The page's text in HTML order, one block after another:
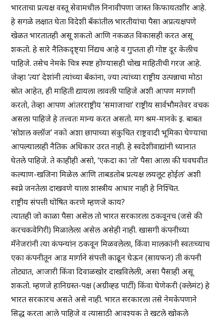
भारताचा प्रत्यक्ष वस्तू सेवामधील निनावीपणा जास्त किफायतशीर आहे.
हे सगळे लक्षात घेता विदेशी बँकांतील भारतीयांचा पैसा अप्रत्यक्षपणे
खेळत भारतातही असू शकतो आणि नकळत विकासही करत असू
शकतो. हे सारे नैतिकदृष्ट्या निंद्यच आहे व गुप्तता ही गोष्ट दूर केलीच
पाहिजे. तसेच नेमके चित्र स्पष्ट होण्यासही चोख माहितीची गरज आहे.
जेव्हा ‘त्या’ देशांनी त्यांच्या बँकांना, ज्या त्यांच्या राष्ट्रीय उत्पन्नाचा मोठा
स्रोत आहेत, ही माहिती द्यायला लावली पाहिजे अशी आपण मागणी
करतो, तेव्हा आपण आंतरराष्ट्रीय ‘समाजाचा’ राष्ट्रीय सार्वभौमतेवर वचक
असला पाहिजे हे तत्त्वतः मान्य करत असतो. मग श्रम-मानके इ. बाबत
‘सोशल क्लॉज’ नको अशा छापाच्या संकुचित राष्ट्रवादी भूमिका घेण्याचा
आपल्यालाही नैतिक अधिकार उरत नाही. हे स्वदेशीवाद्यांनी ध्यानात
घेतले पाहिजे. ते काहीही असो, ‘एकदा का ‘तो’ पैसा आला की घवघवीत
कल्याण-खजिना मिळेल आणि ताबडतोब प्रत्यक्ष लयलूट होईल’ अशी
स्वप्ने जनतेला दाखवणे याला शास्त्रीय आधार नाही हे निश्चित.
राष्ट्रीय संपत्ती घोषित करणे म्हणजे काय?
त्यातही जो काळा पैसा असेल तो भारत सरकारला ठकवूनच (जसे की
करचकवेगिरी) मिळालेला असेल असेही नाही. खासगी कंपनीच्या
मॅनेजरांनी त्या कंपन्यांन ठकवून मिळवलेला, किंवा मालकांनी स्वतःच्याच
एका कंपनीतून आड मार्गाने संपत्ती काढून घेऊन (सायफन) ती कंपनी
तोट्यात, आजारी किंवा दिवाळखोर दाखविलेली, असा पैसाही असू
शकतो. म्हणजे हानिग्रस्त-पक्ष (अग्रीव्ह्ड पार्टी) किंवा घेणेकरी (क्लेमंट) हे
भारत सरकारच असते असे नाही. भारत सरकारला तसे नेमकेपणाने
सिद्ध करता आले पाहिजे व त्यासाठी आवश्यक ते खटले खोकले